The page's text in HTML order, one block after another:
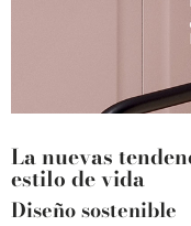
La nuevas
estilo de vida
Diseño sostenible